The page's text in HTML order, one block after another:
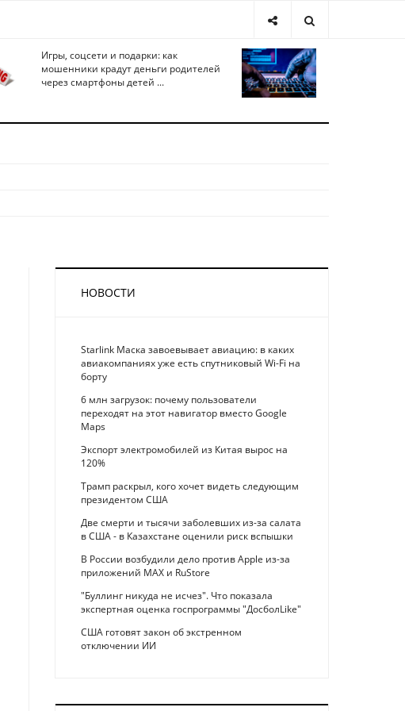
Игры, соцсети и подарки: как
мошенники крадут деньги родителей
через смартфоны детей ...
НОВОСТИ
Starlink Маска завоевывает авиацию: в каких
авиакомпаниях уже есть спутниковый Wi-Fi на
борту
6 млн загрузок: почему пользователи
переходят на этот навигатор вместо Google
Maps
Экспорт электромобилей из Китая вырос на
120%
Трамп раскрыл, кого хочет видеть следующим
президентом США
Две смерти и тысячи заболевших из-за салата
в США - в Казахстане оценили риск вспышки
В России возбудили дело против Apple из-за
приложений MAX и RuStore
"Буллинг никуда не исчез". Что показала
экспертная оценка госпрограммы "ДосболLike"
США готовят закон об экстренном
отключении ИИ